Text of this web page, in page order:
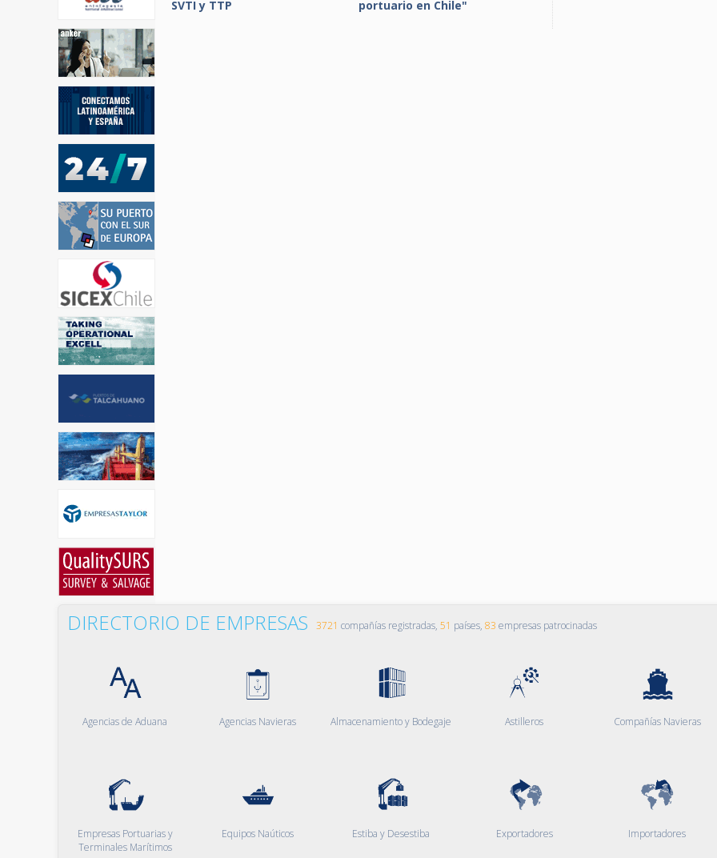
SVTI y TTP
portuario en Chile"
DIRECTORIO DE EMPRESAS 3721 compañías registradas, 51 países, 83 empresas patrocinadas
Agencias de Aduana Agencias Navieras Almacenamiento y Bodegaje Astilleros Compañías Navieras
Empresas Portuarias y
Terminales Marítimos
Equipos Naúticos Estiba y Desestiba Exportadores Importadores